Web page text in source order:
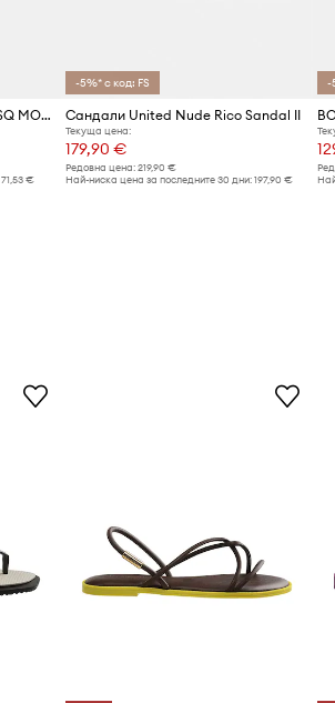
Сандали Calvin Klein Jeans SQ MOLDED SDL FISHERMAN MG WN
71,53 €
-5%* с код: FS
Сандали United Nude Rico Sandal II
Текуща цена:
179,90 €
Редовна цена: 219,90 €
Най-ниска цена за последните 30 дни: 197,90 €
-